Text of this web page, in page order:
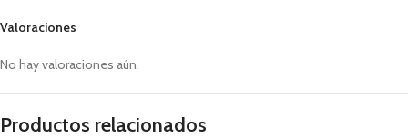
Valoraciones
No hay valoraciones aún.
Productos relacionados